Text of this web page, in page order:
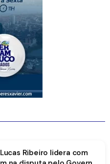
Ribeiro lidera com